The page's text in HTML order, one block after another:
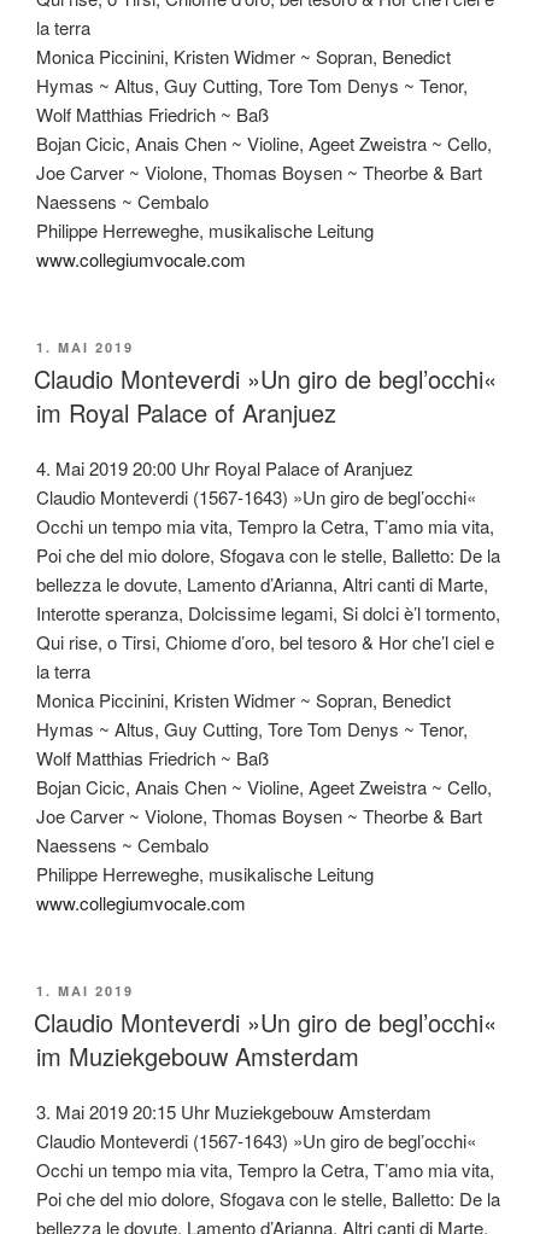
la terra
Monica Piccinini, Kristen Widmer ~ Sopran, Benedict
Hymas ~ Altus, Guy Cutting, Tore Tom Denys ~ Tenor,
Wolf Matthias Friedrich ~ Baß
Bojan Cicic, Anais Chen ~ Violine, Ageet Zweistra ~ Cello,
Joe Carver ~ Violone, Thomas Boysen ~ Theorbe & Bart
Naessens ~ Cembalo
Philippe Herreweghe, musikalische Leitung
www.collegiumvocale.com
VERÖFFENTLICHT
AM
1. MAI 2019
Claudio Monteverdi »Un giro de begl’occhi«
im Royal Palace of Aranjuez
4. Mai 2019 20:00 Uhr Royal Palace of Aranjuez
Claudio Monteverdi (1567-1643) »Un giro de begl’occhi«
Occhi un tempo mia vita, Tempro la Cetra, T’amo mia vita,
Poi che del mio dolore, Sfogava con le stelle, Balletto: De la
bellezza le dovute, Lamento d’Arianna, Altri canti di Marte,
Interotte speranza, Dolcissime legami, Si dolci è’l tormento,
Qui rise, o Tirsi, Chiome d’oro, bel tesoro & Hor che’l ciel e
la terra
Monica Piccinini, Kristen Widmer ~ Sopran, Benedict
Hymas ~ Altus, Guy Cutting, Tore Tom Denys ~ Tenor,
Wolf Matthias Friedrich ~ Baß
Bojan Cicic, Anais Chen ~ Violine, Ageet Zweistra ~ Cello,
Joe Carver ~ Violone, Thomas Boysen ~ Theorbe & Bart
Naessens ~ Cembalo
Philippe Herreweghe, musikalische Leitung
www.collegiumvocale.com
VERÖFFENTLICHT
AM
1. MAI 2019
Claudio Monteverdi »Un giro de begl’occhi«
im Muziekgebouw Amsterdam
3. Mai 2019 20:15 Uhr Muziekgebouw Amsterdam
Claudio Monteverdi (1567-1643) »Un giro de begl’occhi«
Occhi un tempo mia vita, Tempro la Cetra, T’amo mia vita,
Poi che del mio dolore, Sfogava con le stelle, Balletto: De la
bellezza le dovute, Lamento d’Arianna, Altri canti di Marte,